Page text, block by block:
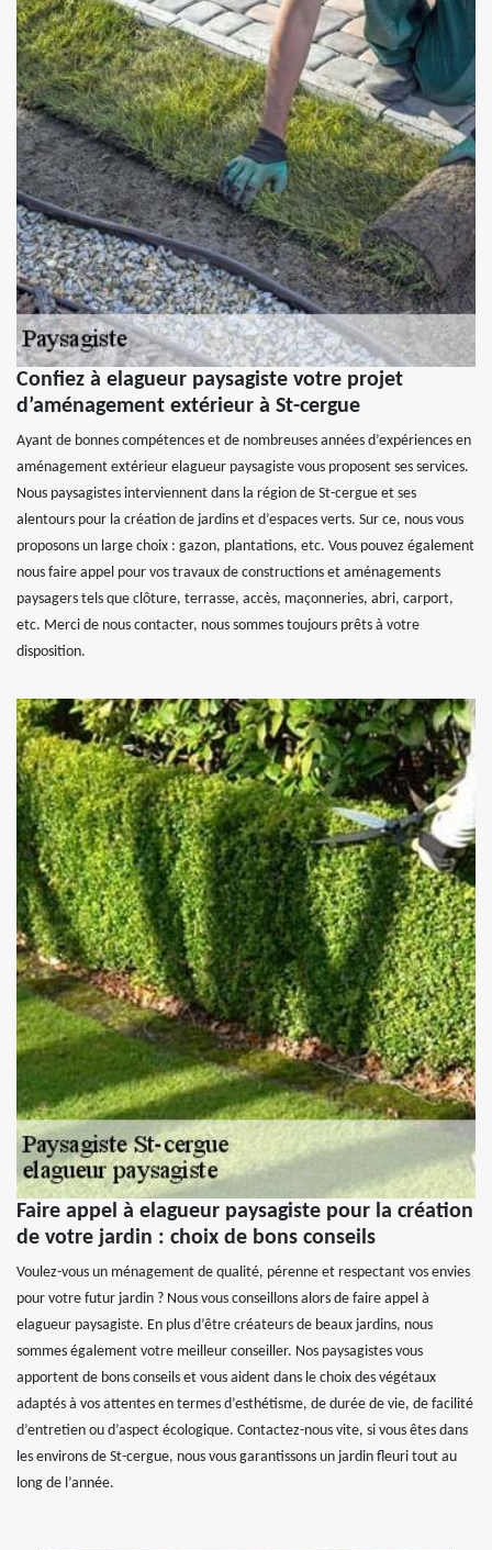
Confiez à elagueur paysagiste votre projet
d’aménagement extérieur à St-cergue
Ayant de bonnes compétences et de nombreuses années d’expériences en
aménagement extérieur elagueur paysagiste vous proposent ses services.
Nous paysagistes interviennent dans la région de St-cergue et ses
alentours pour la création de jardins et d’espaces verts. Sur ce, nous vous
proposons un large choix : gazon, plantations, etc. Vous pouvez également
nous faire appel pour vos travaux de constructions et aménagements
paysagers tels que clôture, terrasse, accès, maçonneries, abri, carport,
etc. Merci de nous contacter, nous sommes toujours prêts à votre
disposition.
Faire appel à elagueur paysagiste pour la création
de votre jardin : choix de bons conseils
Voulez-vous un ménagement de qualité, pérenne et respectant vos envies
pour votre futur jardin ? Nous vous conseillons alors de faire appel à
elagueur paysagiste. En plus d’être créateurs de beaux jardins, nous
sommes également votre meilleur conseiller. Nos paysagistes vous
apportent de bons conseils et vous aident dans le choix des végétaux
adaptés à vos attentes en termes d’esthétisme, de durée de vie, de facilité
d’entretien ou d’aspect écologique. Contactez-nous vite, si vous êtes dans
les environs de St-cergue, nous vous garantissons un jardin fleuri tout au
long de l’année.